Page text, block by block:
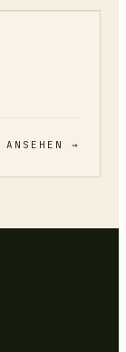
ANSEHEN →